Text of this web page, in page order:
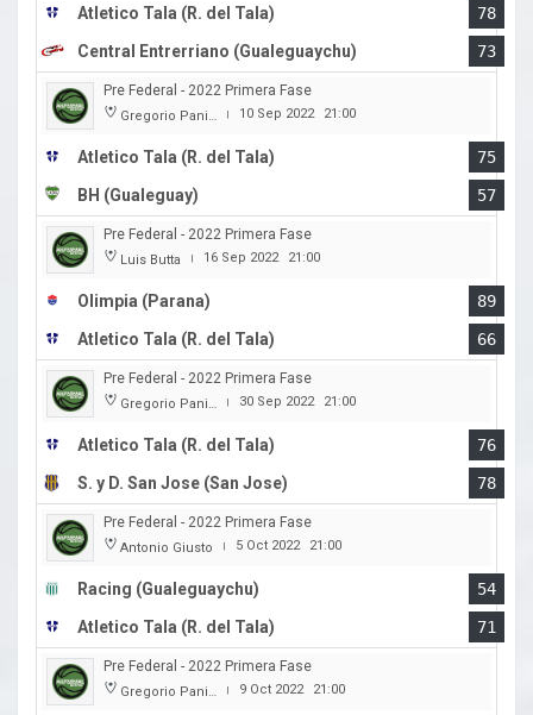
Atletico Tala (R. del Tala)
78
Central Entrerriano (Gualeguaychu)
73
Pre Federal - 2022 Primera Fase
Gregorio Panizza | 10 Sep 2022 21:00
Atletico Tala (R. del Tala)
75
BH (Gualeguay)
57
Pre Federal - 2022 Primera Fase
Luis Butta | 16 Sep 2022 21:00
Olimpia (Parana)
89
Atletico Tala (R. del Tala)
66
Pre Federal - 2022 Primera Fase
Gregorio Panizza | 30 Sep 2022 21:00
Atletico Tala (R. del Tala)
76
S. y D. San Jose (San Jose)
78
Pre Federal - 2022 Primera Fase
Antonio Giusto | 5 Oct 2022 21:00
Racing (Gualeguaychu)
54
Atletico Tala (R. del Tala)
71
Pre Federal - 2022 Primera Fase
Gregorio Panizza | 9 Oct 2022 21:00